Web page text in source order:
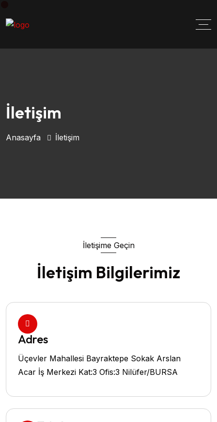
İletişim
Anasayfa İletişim
İletişime Geçin
İletişim Bilgilerimiz
Adres
Üçevler Mahallesi Bayraktepe Sokak Arslan
Acar İş Merkezi Kat:3 Ofis:3 Nilüfer/BURSA